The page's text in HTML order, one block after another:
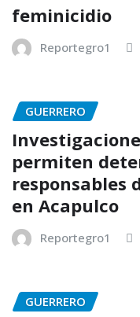
feminicidio
Reportegro1
GUERRERO
permiten
responsables
en Acapulco
Reportegro1
GUERRERO